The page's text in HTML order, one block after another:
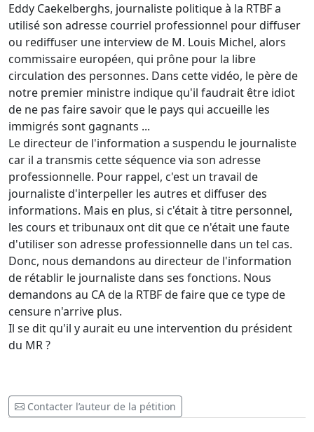
Eddy Caekelberghs, journaliste politique à la RTBF a
utilisé son adresse courriel professionnel pour diffuser
ou rediffuser une interview de M. Louis Michel, alors
commissaire européen, qui prône pour la libre
circulation des personnes. Dans cette vidéo, le père de
notre premier ministre indique qu'il faudrait être idiot
de ne pas faire savoir que le pays qui accueille les
immigrés sont gagnants ...
Le directeur de l'information a suspendu le journaliste
car il a transmis cette séquence via son adresse
professionnelle. Pour rappel, c'est un travail de
journaliste d'interpeller les autres et diffuser des
informations. Mais en plus, si c'était à titre personnel,
les cours et tribunaux ont dit que ce n'était une faute
d'utiliser son adresse professionnelle dans un tel cas.
Donc, nous demandons au directeur de l'information
de rétablir le journaliste dans ses fonctions. Nous
demandons au CA de la RTBF de faire que ce type de
censure n'arrive plus.
Il se dit qu'il y aurait eu une intervention du président
du MR ?
Contacter l’auteur de la pétition